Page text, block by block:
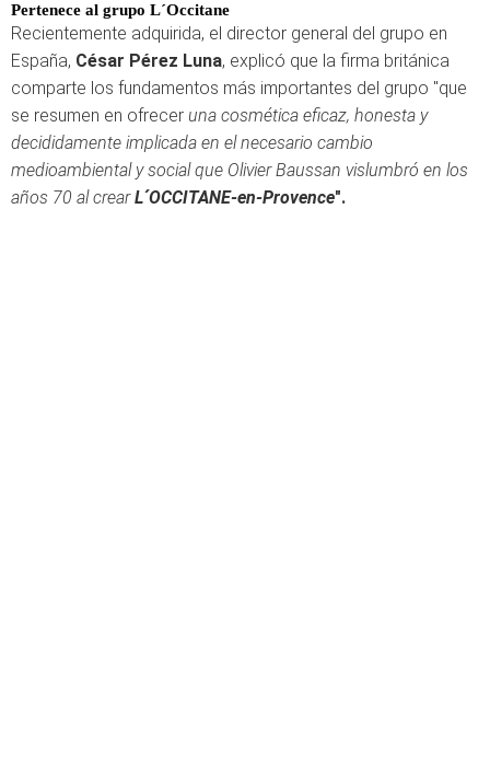
Pertenece al grupo L´Occitane
Recientemente adquirida, el director general del grupo en
España, César Pérez Luna, explicó que la firma británica
comparte los fundamentos más importantes del grupo "que
se resumen en ofrecer una cosmética eficaz, honesta y
decididamente implicada en el necesario cambio
medioambiental y social que Olivier Baussan vislumbró en los
años 70 al crearL´OCCITANE-en-Provence".